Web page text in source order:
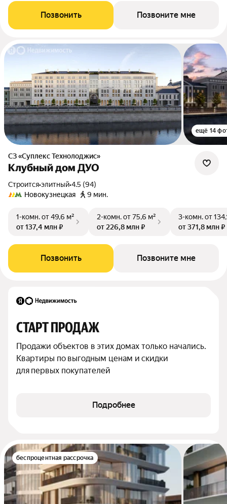
Позвонить Позвоните мне
ещё 14
СЗ «Суплекс Технолоджис»
Клубный дом ДУО
Строится•элитный•4.5 (94)
Новокузнецкая
9 мин.
1-комн.от 49,6 м²
от 137,4 млн ₽
2-комн.от 75,6 м²
от 226,8 млн ₽
3-комн.от
от 371,8 млн ₽
Позвонить Позвоните мне
СТАРТ ПРОДАЖ
Продажи объектов в этих домах только начались.
Квартиры по выгодным ценам и скидки
для первых покупателей
Подробнее
беспроцентная рассрочка